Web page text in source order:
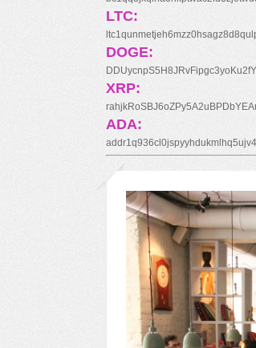
LTC:
DOGE:
XRP:
ADA: